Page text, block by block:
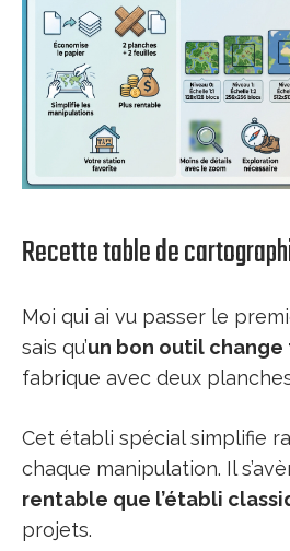
Recette table de
Moi qui ai vu passer le
sais qu’un bon outil
fabrique avec deux
Cet établi spécial simplifie
chaque manipulation. Il
rentable que l’établi
projets.